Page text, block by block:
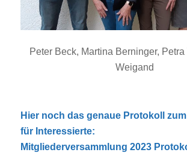
Peter Beck, Martina Berninger,
Weigand
Hier noch das genaue Protokoll
für Interessierte:
Mitgliederversammlung 2023